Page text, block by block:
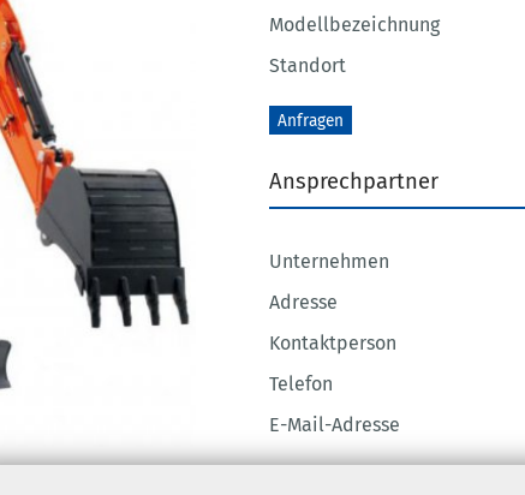
Modellbezeichnung
Standort
Anfragen
Ansprechpartner
Unternehmen
Adresse
Kontaktperson
Telefon
E-Mail-Adresse